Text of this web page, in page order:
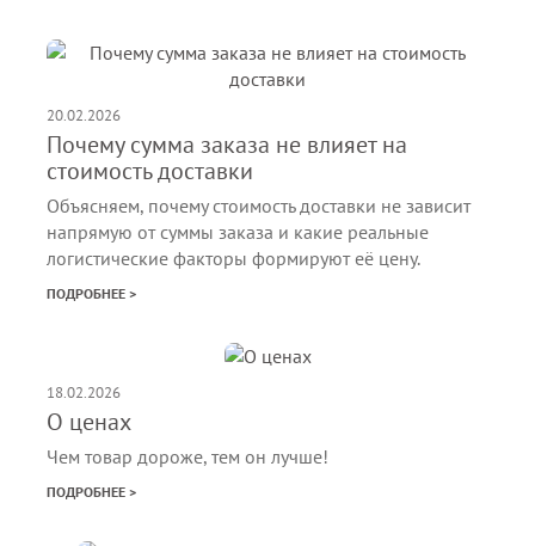
20.02.2026
Почему сумма заказа не влияет на
стоимость доставки
Объясняем, почему стоимость доставки не зависит
напрямую от суммы заказа и какие реальные
логистические факторы формируют её цену.
ПОДРОБНЕЕ >
18.02.2026
О ценах
Чем товар дороже, тем он лучше!
ПОДРОБНЕЕ >